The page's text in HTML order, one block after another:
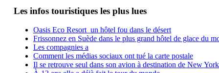
Les infos touristiques les plus lues
Oasis Eco Resort un hôtel fou dans le désert
Frissonnez en Suède dans le plus grand hôtel de glace du
Les compagnies a
Comment les médias sociaux ont tué la carte postale
Il se retrouve seul dans son avion à destination de New York